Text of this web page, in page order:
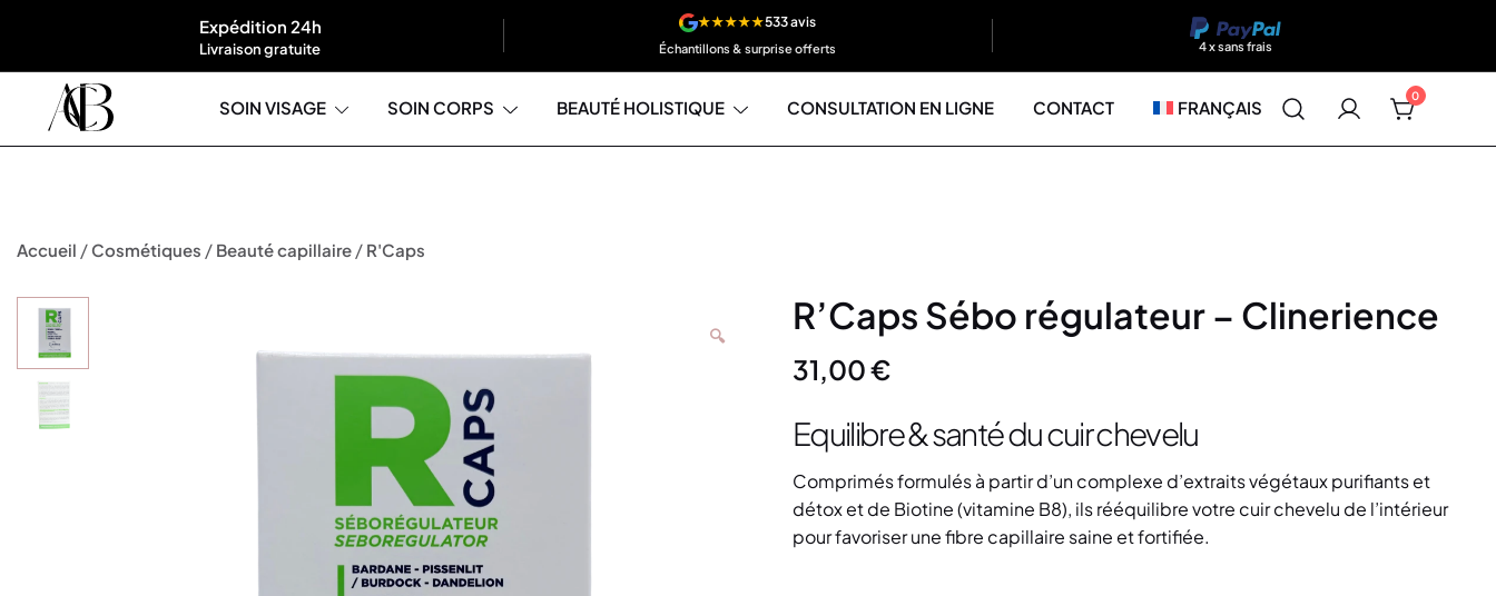
Expédition 24h
Livraison gratuite
★★★★★533 avis
Échantillons & surprise offerts 4 x sans frais
SOIN VISAGE SOIN CORPS BEAUTÉ HOLISTIQUE CONSULTATION EN LIGNE CONTACT FRANÇAIS
0
Accueil /Cosmétiques / Beauté capillaire / R'Caps
🔍 R’Caps Sébo régulateur – Clinerience
31,00€
Equilibre & santé du cuir chevelu
Comprimés formulés à partir d’un complexe d’extraits végétaux purifiants et
détox et de Biotine (vitamine B8), ils rééquilibre votre cuir chevelu de l’intérieur
pour favoriser une fibre capillaire saine et fortifiée.